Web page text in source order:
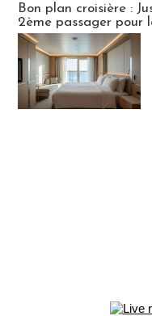
Bon plan croisière :
2ème passager pour